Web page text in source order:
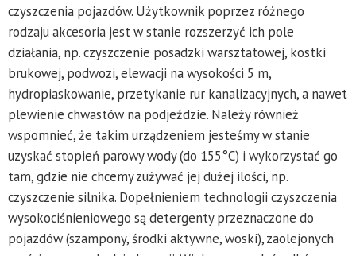
czyszczenia pojazdów. Użytkownik poprzez różnego
rodzaju akcesoria jest w stanie rozszerzyć ich pole
działania, np. czyszczenie posadzki warsztatowej, kostki
brukowej, podwozi, elewacji na wysokości 5 m,
hydropiaskowanie, przetykanie rur kanalizacyjnych, a nawet
plewienie chwastów na podjeździe. Należy również
wspomnieć, że takim urządzeniem jesteśmy w stanie
uzyskać stopień parowy wody (do 155°C) i wykorzystać go
tam, gdzie nie chcemy zużywać jej dużej ilości, np.
czyszczenie silnika. Dopełnieniem technologii czyszczenia
wysokociśnieniowego są detergenty przeznaczone do
pojazdów (szampony, środki aktywne, woski), zaolejonych